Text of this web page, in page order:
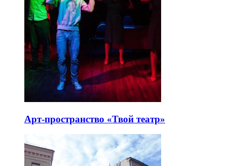
Арт-пространство «Твой театр»